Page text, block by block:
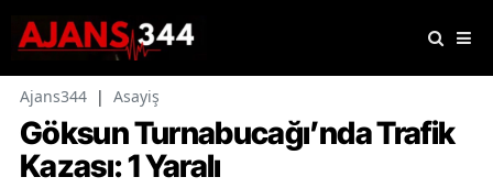
Ajans344 | Asayiş
Göksun Turnabucağı’nda Trafik
Kazası: 1 Yaralı